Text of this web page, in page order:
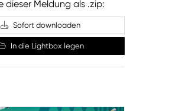
dieser Meldung als .zip:
Sofort downloaden
In die Lightbox legen